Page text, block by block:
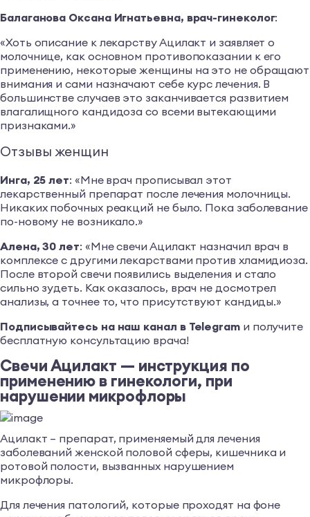
Балаганова Оксана Игнатьевна, врач-гинеколог:
«Хоть описание к лекарству Ацилакт и заявляет о
молочнице, как основном противопоказании к его
применению, некоторые женщины на это не обращают
внимания и сами назначают себе курс лечения. В
большинстве случаев это заканчивается развитием
влагалищного кандидоза со всеми вытекающими
признаками.»
Отзывы женщин
Инга, 25 лет: «Мне врач прописывал этот
лекарственный препарат после лечения молочницы.
Никаких побочных реакций не было. Пока заболевание
по-новому не возникало.»
Алена, 30 лет: «Мне свечи Ацилакт назначил врач в
комплексе с другими лекарствами против хламидиоза.
После второй свечи появились выделения и стало
сильно зудеть. Как оказалось, врач не досмотрел
анализы, а точнее то, что присутствуют кандиды.»
Подписывайтесь на наш канал в Telegramи получите
бесплатную консультацию врача!
Свечи Ацилакт — инструкция по
применению в гинекологи, при
нарушении микрофлоры
Ацилакт – препарат, применяемый для лечения
заболеваний женской половой сферы, кишечника и
ротовой полости, вызванных нарушением
микрофлоры.
Для лечения патологий, которые проходят на фоне